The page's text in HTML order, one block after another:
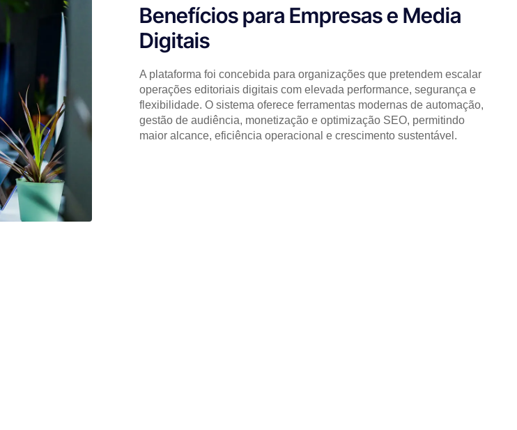
Benefícios para Empresas e Media
Digitais
A plataforma foi concebida para organizações que pretendem escalar
operações editoriais digitais com elevada performance, segurança e
flexibilidade. O sistema oferece ferramentas modernas de automação,
gestão de audiência, monetização e optimização SEO, permitindo
maior alcance, eficiência operacional e crescimento sustentável.